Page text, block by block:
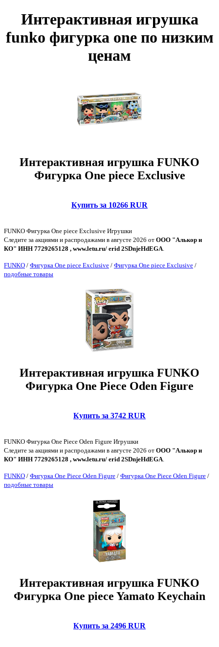
Интерактивная игрушка
funko фигурка one по низким
ценам
Интерактивная игрушка FUNKO
Фигурка One piece Exclusive
Купить за 10266 RUR
FUNKO Фигурка One piece Exclusive Игрушки
Следите за акциями и распродажами в августе 2026 от ООО "Алькор и
КО" ИНН 7729265128 , www.letu.ru/ erid 2SDnjeHdEGA
FUNKO / Фигурка One piece Exclusive / Фигурка One piece Exclusive /
подобные товары
Интерактивная игрушка FUNKO
Фигурка One Piece Oden Figure
Купить за 3742 RUR
FUNKO Фигурка One Piece Oden Figure Игрушки
Следите за акциями и распродажами в августе 2026 от ООО "Алькор и
КО" ИНН 7729265128 , www.letu.ru/ erid 2SDnjeHdEGA
FUNKO / Фигурка One Piece Oden Figure / Фигурка One Piece Oden Figure /
подобные товары
Интерактивная игрушка FUNKO
Фигурка One piece Yamato Keychain
Купить за 2496 RUR